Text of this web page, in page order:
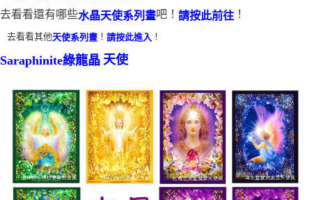
去看看還有哪些水晶天使系列畫吧！ 請按此前往 ！
去看看其他天使系列畫 ！ 請按此進入 ！
Saraphinite綠龍晶 天使